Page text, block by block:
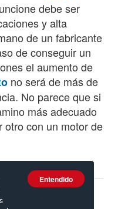
debe ser
y alta
de un fabricante
de conseguir un
el aumento de
no será de más de
No parece que si
más adecuado
otro con un motor de
Entendido